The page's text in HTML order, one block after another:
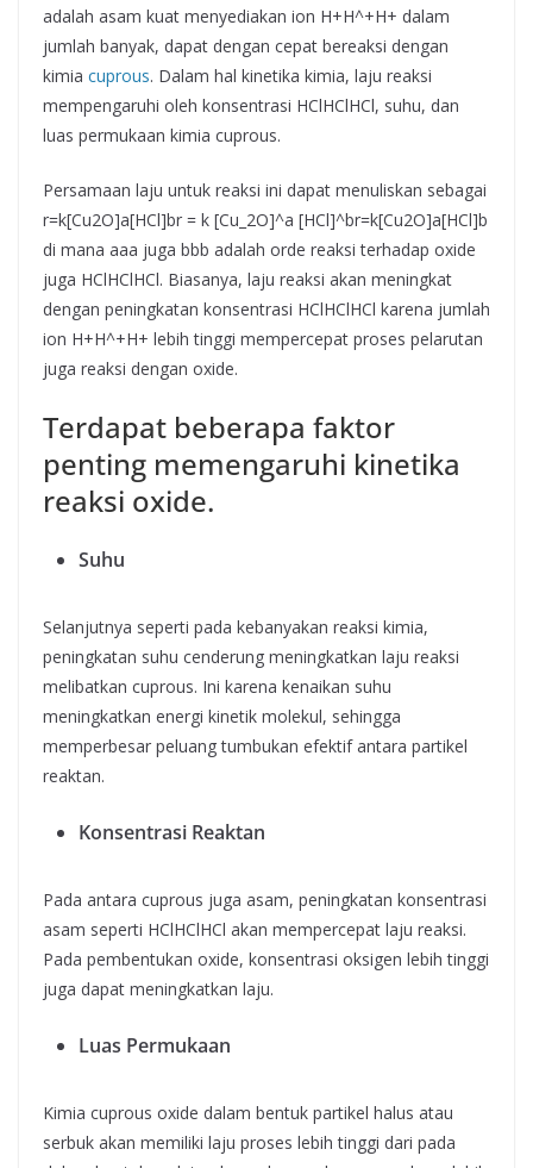
adalah asam kuat menyediakan ion H+H^+H+ dalam
jumlah banyak, dapat dengan cepat bereaksi dengan
kimia cuprous. Dalam hal kinetika kimia, laju reaksi
mempengaruhi oleh konsentrasi HClHClHCl, suhu, dan
luas permukaan kimia cuprous.
Persamaan laju untuk reaksi ini dapat menuliskan sebagai
r=k[Cu2O]a[HCl]br = k [Cu_2O]^a [HCl]^br=k[Cu2​O]a[HCl]b
di mana aaa juga bbb adalah orde reaksi terhadap oxide
juga HClHClHCl. Biasanya, laju reaksi akan meningkat
dengan peningkatan konsentrasi HClHClHCl karena jumlah
ion H+H^+H+ lebih tinggi mempercepat proses pelarutan
juga reaksi dengan oxide.
Terdapat beberapa faktor
penting memengaruhi kinetika
reaksi oxide.
Suhu
Selanjutnya seperti pada kebanyakan reaksi kimia,
peningkatan suhu cenderung meningkatkan laju reaksi
melibatkan cuprous. Ini karena kenaikan suhu
meningkatkan energi kinetik molekul, sehingga
memperbesar peluang tumbukan efektif antara partikel
reaktan.
Konsentrasi Reaktan
Pada antara cuprous juga asam, peningkatan konsentrasi
asam seperti HClHClHCl akan mempercepat laju reaksi.
Pada pembentukan oxide, konsentrasi oksigen lebih tinggi
juga dapat meningkatkan laju.
Luas Permukaan
Kimia cuprous oxide dalam bentuk partikel halus atau
serbuk akan memiliki laju proses lebih tinggi dari pada